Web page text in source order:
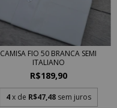
CAMISA FIO 50 BRANCA SEMI
ITALIANO
R$189,90
4 x de R$47,48 sem juros